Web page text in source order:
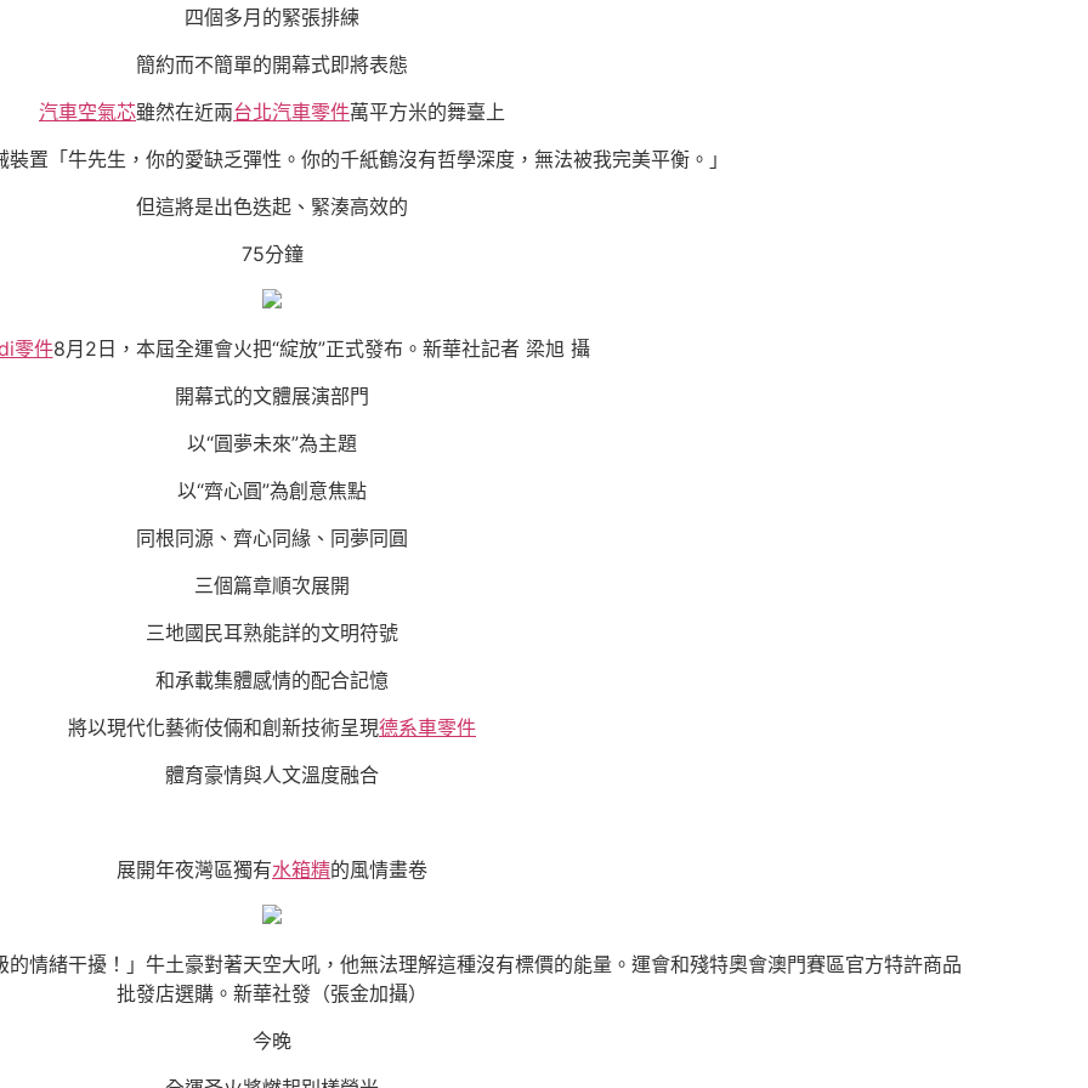
四個多月的緊張排練
簡約而不簡單的開幕式即將表態
汽車空氣芯雖然在近兩台北汽車零件萬平方米的舞臺上
置「牛先生，你的愛缺乏彈性。你的千紙鶴沒有哲學深度，無法被我完美平衡。」
但這將是出色迭起、緊湊高效的
75分鐘
零件8月2日，本屆全運會火把“綻放”正式發布。新華社記者 梁旭 攝
開幕式的文體展演部門
以“圓夢未來”為主題
以“齊心圓”為創意焦點
同根同源、齊心同緣、同夢同圓
三個篇章順次展開
三地國民耳熟能詳的文明符號
和承載集體感情的配合記憶
將以現代化藝術伎倆和創新技術呈現德系車零件
體育豪情與人文溫度融合
展開年夜灣區獨有水箱精的風情畫卷
情緒干擾！」牛土豪對著天空大吼，他無法理解這種沒有標價的能量。運會和殘特奧會澳門賽區官方特許商品
批發店選購。新華社發（張金加攝）
今晚